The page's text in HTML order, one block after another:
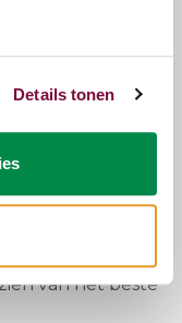
Details tonen
matras?
Neem
Klik hier
willen dan kun
van het beste